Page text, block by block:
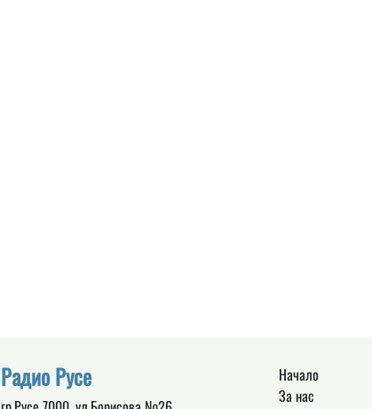
Радио Русе
Начало
За нас